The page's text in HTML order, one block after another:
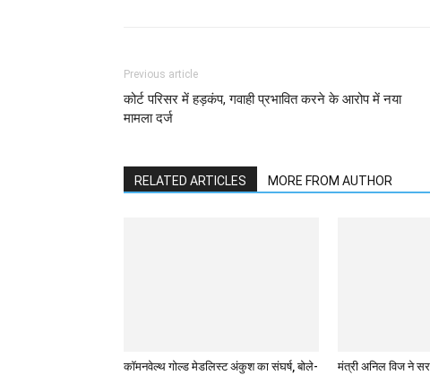
Previous article
कोर्ट परिसर में हड़कंप, गवाही प्रभावित करने के आरोप में नया
मामला दर्ज
RELATED ARTICLES MORE FROM AUTHOR
कॉमनवेल्थ गोल्ड मेडलिस्ट अंकुश का संघर्ष, बोले-
मंत्री अनिल विज ने